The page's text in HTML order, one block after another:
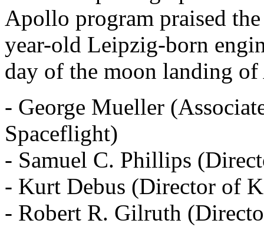
Apollo program praised
year-old Leipzig-born
day of the moon landing
- George Mueller
Spaceflight)
- Samuel C. Phillips
- Kurt Debus (Director of
- Robert R. Gilruth